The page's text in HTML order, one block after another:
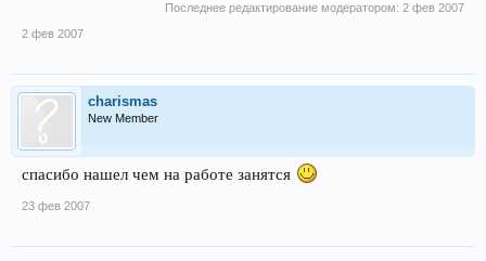
Последнее редактирование модератором: 2 фев 2007
2 фев 2007
charismas
New Member
спасибо нашел чем на работе занятся
23 фев 2007